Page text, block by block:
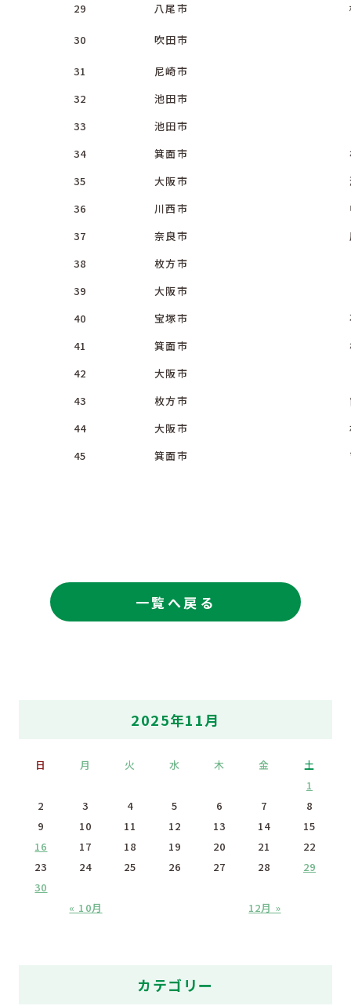
29 八尾市
30 吹田市
31
尼崎市
32
池田市
33
池田市
34
箕面市
35
大阪市
36
川西市
37
奈良市
38
枚方市
39
大阪市
40
宝塚市
41
箕面市
42
大阪市
43
枚方市
44
大阪市
45
箕面市
一覧へ戻る
2025年11月
日 月 火 水 木 金 土
« 10月 12月 »
1
2
3 4 5 6 7
8
9
10 11 12 13 14
15
16
17 18 19 20 21
22
23
24 25 26 27 28
29
30
カテゴリー